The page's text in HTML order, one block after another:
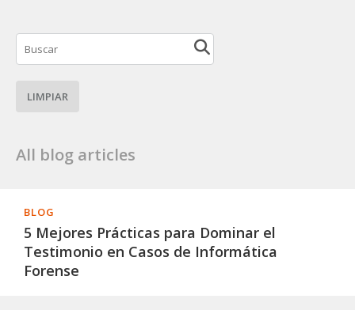
LIMPIAR
All blog articles
BLOG
5 Mejores Prácticas para Dominar el
Testimonio en Casos de Informática
Forense